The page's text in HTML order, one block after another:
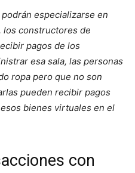
especializarse en
los constructores de
pagos de los
esa sala, las personas
ropa pero que no son
pueden recibir pagos
bienes virtuales en el
con